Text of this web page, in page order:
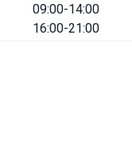
09:00-14:00
16:00-21:00